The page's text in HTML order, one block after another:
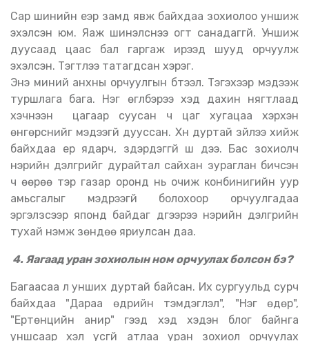
Сар шинийн үеэр замд явж байхдаа зохиолоо уншиж
эхэлсэн юм. Яаж шинэлснээ огт санадаггүй. Уншиж
дуусаад цаас бал гаргаж ирээд шууд орчуулж
эхэлсэн. Тэгтлээ татагдсан хэрэг.
Энэ миний анхны орчуулгын бүтээл. Тэгэхээр мэдээж
туршлага бага. Нэг өгүүлбэрээ хэд дахин нягтлаад
хэчнээн цагаар суусан ч цаг хугацаа хэрхэн
өнгөрснийг мэдээгүй дууссан. Хүн дуртай зүйлээ хийж
байхдаа ер ядарч, зүдэрдэггүй шүү дээ. Бас зохиолч
нэрийн дэлгүүрийг дурайтал сайхан зураглан бичсэн
ч өөрөө тэр газар оронд нь очиж конбинигийн уур
амьсгалыг мэдрээгүй болохоор орчуулгадаа
эргэлзсээр японд байдаг дүүгээрээ нэрийн дэлгүүрийн
тухай нэмж зөндөө яриулсан даа.
4. Яагаад уран зохиолын ном орчуулах болсон бэ?
Багаасаа л унших дуртай байсан. Их сургуульд сурч
байхдаа "Дараа өдрийн тэмдэглэл", "Нэг өдөр",
"Ертөнцийн анир" гээд хэд хэдэн блог байнга
уншсаар хэл усгүй атлаа уран зохиол орчуулах